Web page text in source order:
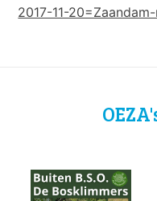
2017-11-